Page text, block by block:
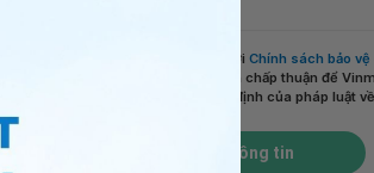
Tôi đã đọc và đồng ý với Chính sách bảo
và chấp thuận để
DLCN của tôi theo quy định của pháp luật
Gửi thông tin